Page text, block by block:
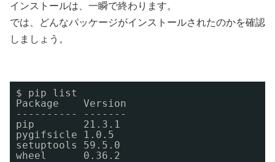
インストールは、一瞬で終わります。
では、どんなパッケージがインストールされたのかを確認
しましょう。
$ pip list
Package    Version
---------- -------
pip        21.3.1
pygifsicle 1.0.5
setuptools 59.5.0
wheel      0.36.2